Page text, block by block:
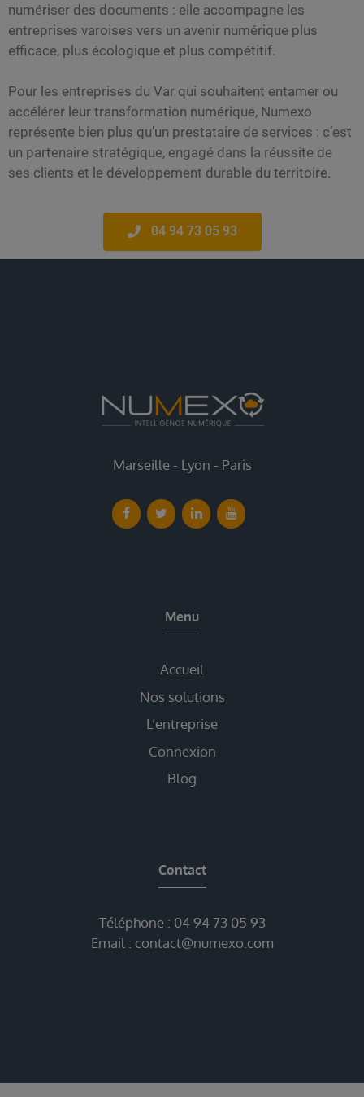
numériser des documents : elle accompagne les
entreprises varoises vers un avenir numérique plus
efficace, plus écologique et plus compétitif.
Pour les entreprises du Var qui souhaitent entamer ou
accélérer leur transformation numérique, Numexo
représente bien plus qu’un prestataire de services : c’est
un partenaire stratégique, engagé dans la réussite de
ses clients et le développement durable du territoire.
04 94 73 05 93
Marseille - Lyon - Paris
Menu
Accueil
Nos solutions
L’entreprise
Connexion
Blog
Contact
Téléphone : 04 94 73 05 93
Email : contact@numexo.com